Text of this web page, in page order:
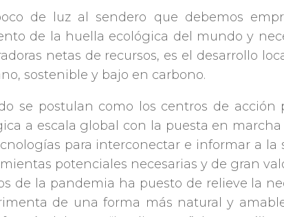
de luz al sendero que debemos
de la huella ecológica del mundo y
netas de recursos, es el desarrollo
sostenible y bajo en carbono.
se postulan como los centros de
a escala global con la puesta en
para interconectar e informar a
potenciales necesarias y de gran
de la pandemia ha puesto de relieve la
de una forma más natural y